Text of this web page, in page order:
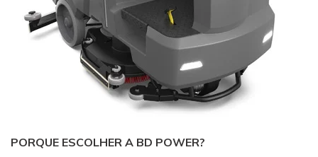
PORQUE ESCOLHER A BD POWER?